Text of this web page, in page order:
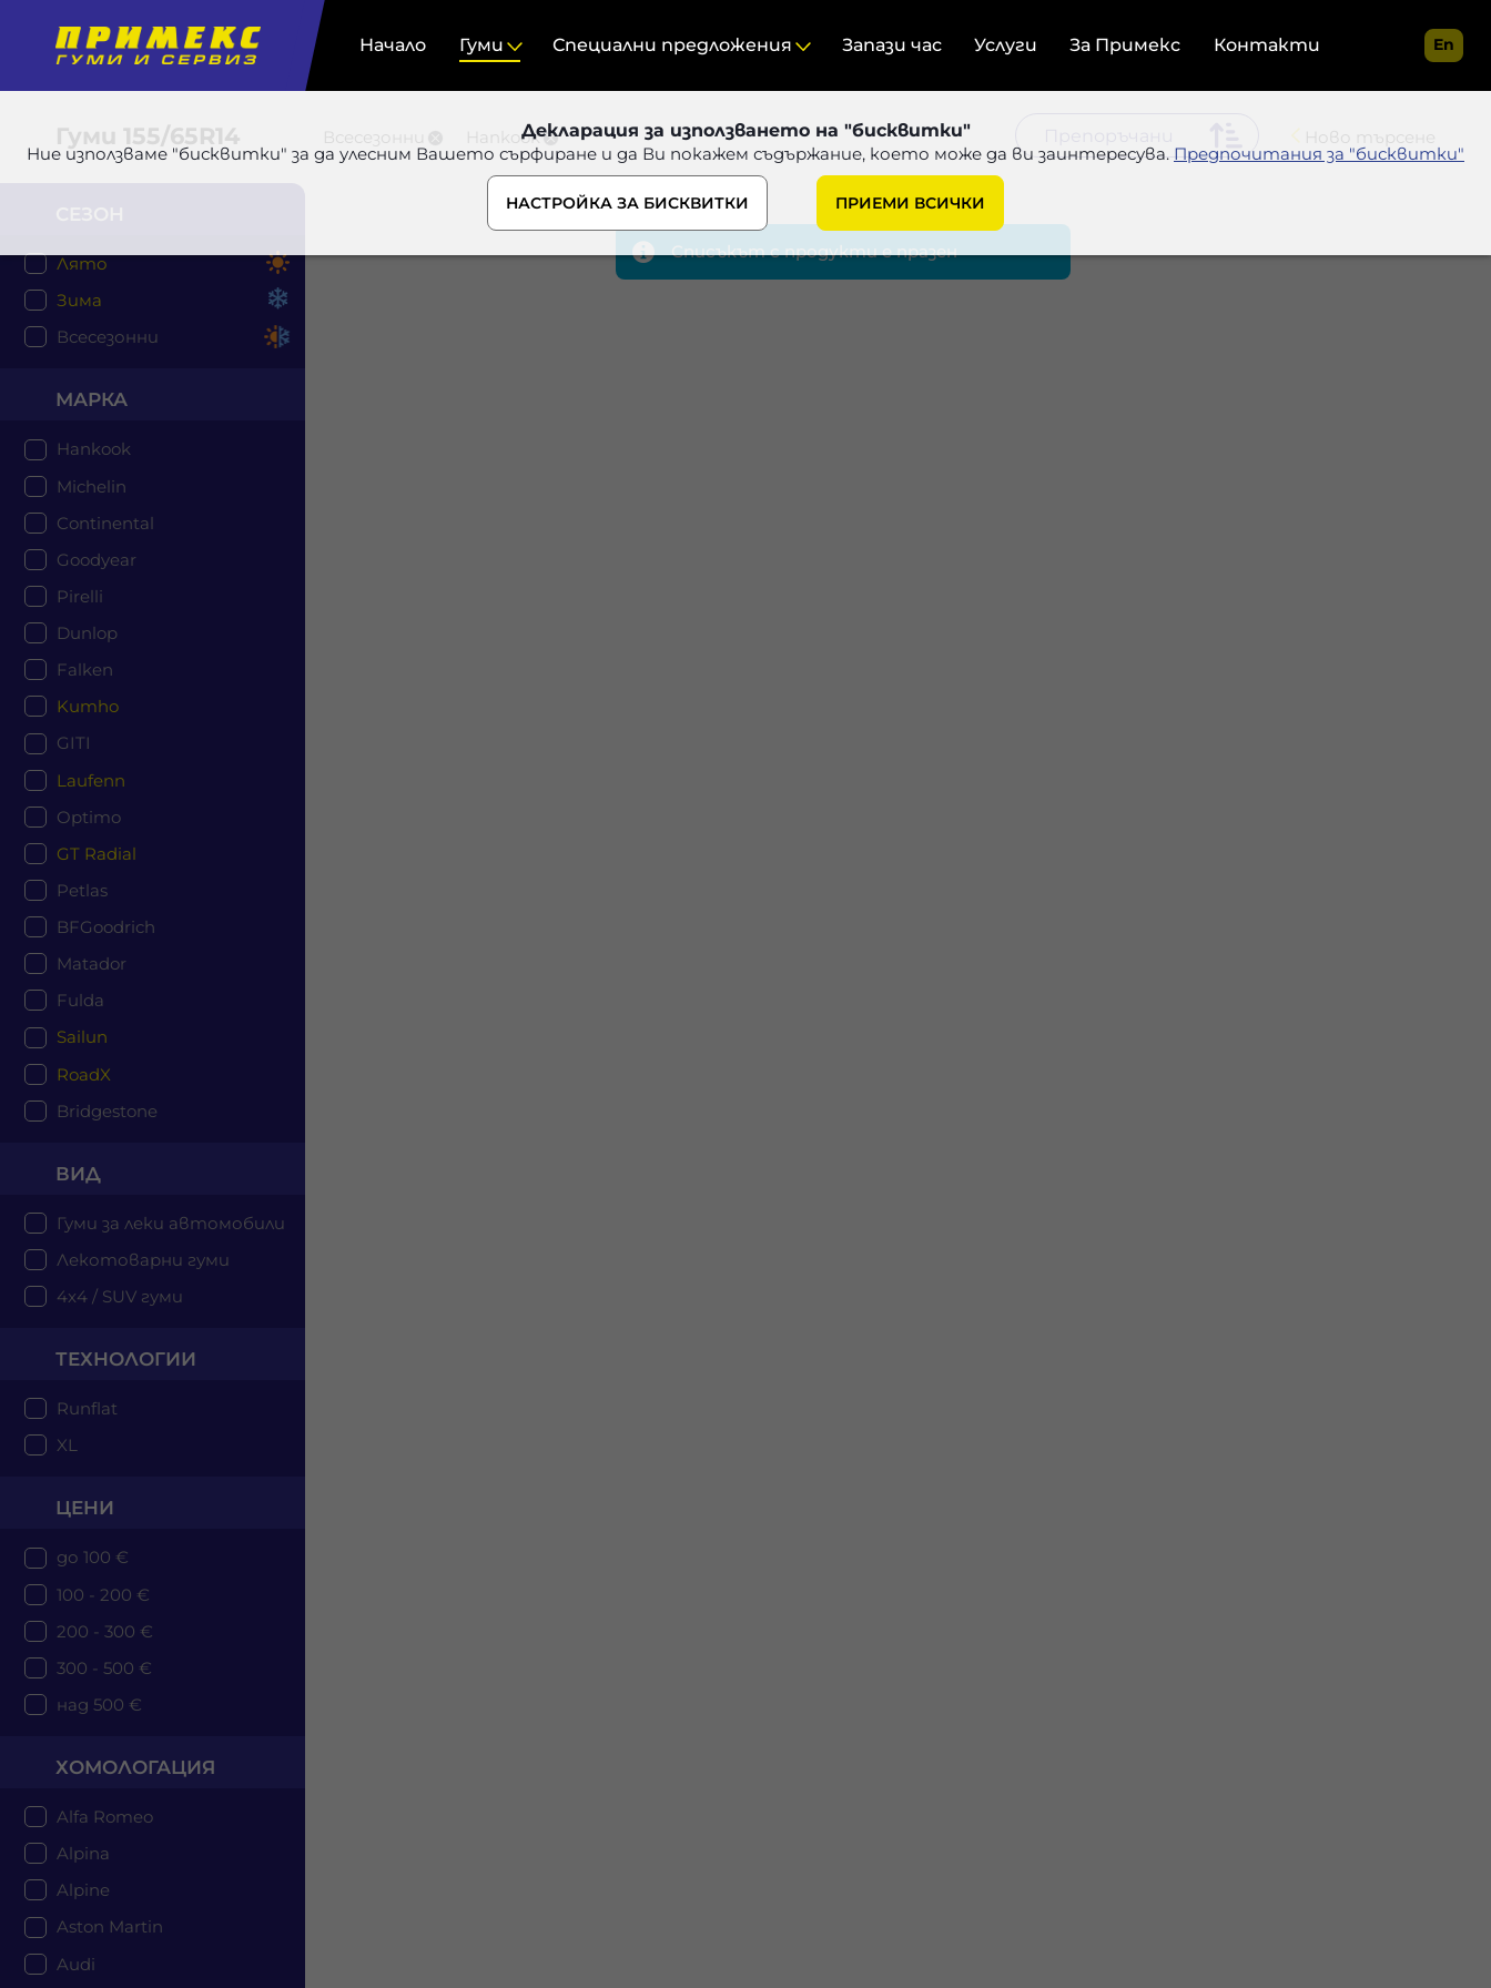
Декларация за използването на "бисквитки"
Ние използваме "бисквитки" за да улесним Вашето сърфиране и да Ви покажем съдържание, което може да ви заинтересува. Предпочитания за "бисквитки"
НАСТРОЙКА ЗА БИСКВИТКИ ПРИЕМИ ВСИЧКИ
Начало Гуми Специални предложения Запази час Услуги За Примекс Контакти En
Ново търсене
Гуми 155/65R14 Всесезонни Hankook
Лято
Зима
Всесезонни
МАРКА
Hankook
Michelin
Continental
Goodyear
Pirelli
Dunlop
Falken
Kumho
GITI
Laufenn
Optimo
GT Radial
Petlas
BFGoodrich
Matador
Fulda
Sailun
RoadX
Bridgestone
ВИД
Гуми за леки автомобили
Лекотоварни гуми
4x4 / SUV гуми
ТЕХНОЛОГИИ
Runflat
XL
ЦЕНИ
до 100 €
100 - 200 €
200 - 300 €
300 - 500 €
над 500 €
ХОМОЛОГАЦИЯ
Alfa Romeo
Alpina
Alpine
Aston Martin
Audi
Списъкът с продукти е празен